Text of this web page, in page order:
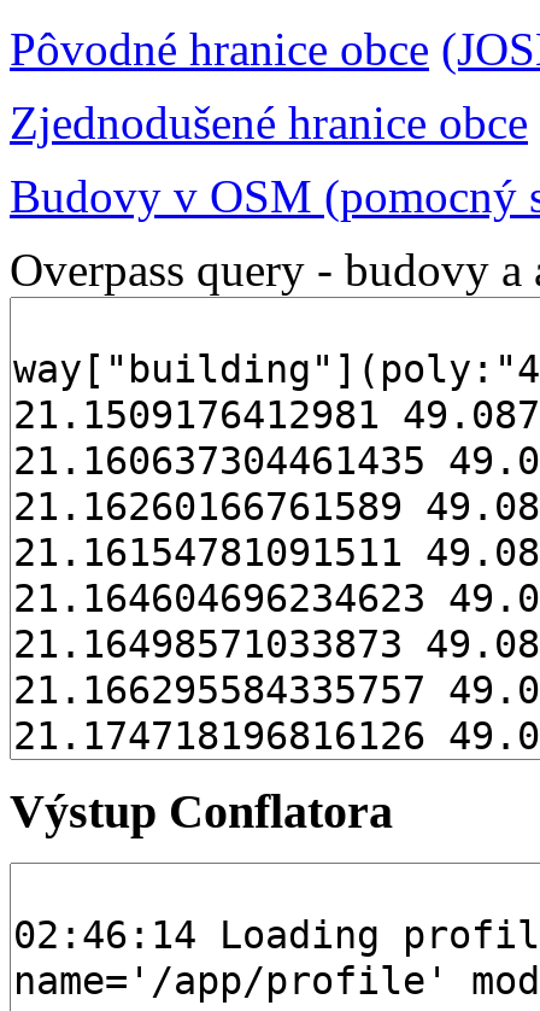
Pôvodné hranice obce
Zjednodušené hranice obce
Budovy v OSM (pomocný
Overpass query - budovy a
Výstup Conflatora